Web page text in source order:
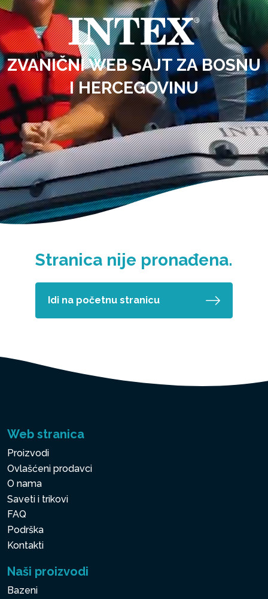
ZVANIČNI WEB SAJT ZA BOSNU
I HERCEGOVINU
Stranica nije pronađena.
Idi na početnu stranicu
Web stranica
Proizvodi
Ovlašćeni prodavci
O nama
Saveti i trikovi
FAQ
Podrška
Kontakti
Naši proizvodi
Bazeni